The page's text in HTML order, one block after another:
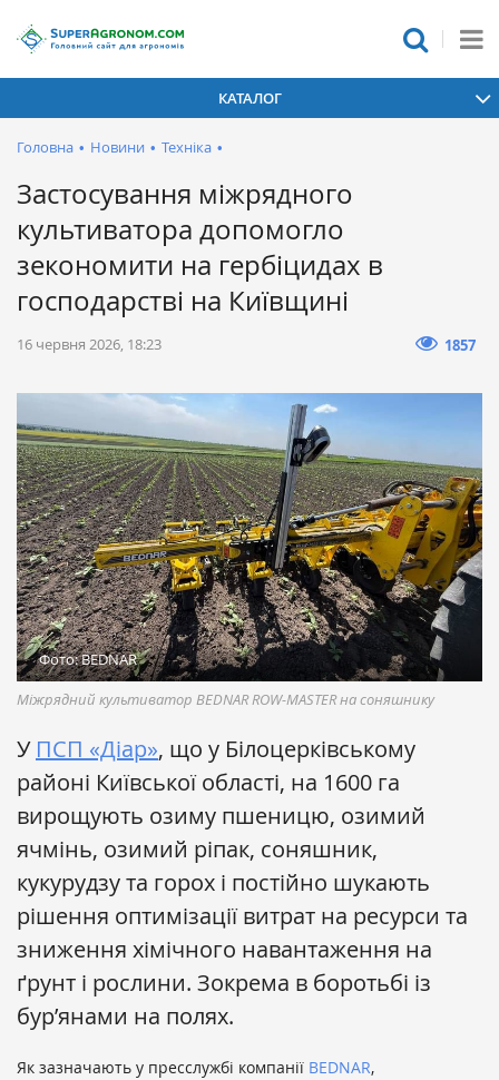
КАТАЛОГ
Головна • Новини • Техніка •
Застосування міжрядного
культиватора допомогло
зекономити на гербіцидах в
господарстві на Київщині
16 червня 2026, 18:23 1857
Фото: BEDNAR
Міжрядний культиватор BEDNAR ROW-MASTER на соняшнику
У ПСП «Діар», що у Білоцерківському
районі Київської області, на 1600 га
вирощують озиму пшеницю, озимий
ячмінь, озимий ріпак, соняшник,
кукурудзу та горох і постійно шукають
рішення оптимізації витрат на ресурси та
зниження хімічного навантаження на
ґрунт і рослини. Зокрема в боротьбі із
бур’янами на полях.
Як зазначають у пресслужбі компанії BEDNAR,